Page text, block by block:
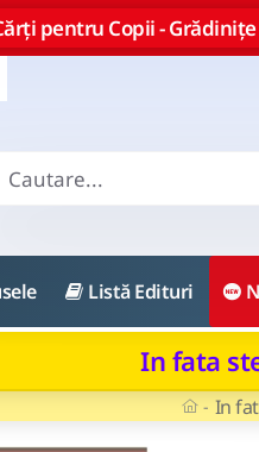
pentru Copii - Grădinițe
Listă Edituri
In
In fata